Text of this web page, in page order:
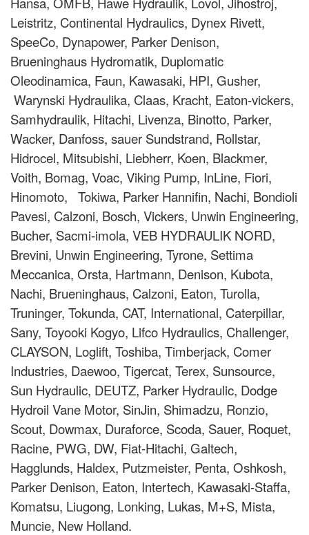
Leistritz, Continental Hydraulics, Dynex Rivett,
SpeeCo, Dynapower, Parker Denison,
Brueninghaus Hydromatik, Duplomatic
Oleodinamica, Faun, Kawasaki, HPI, Gusher,
Warynski Hydraulika, Claas, Kracht, Eaton-vickers,
Samhydraulik, Hitachi, Livenza, Binotto, Parker,
Wacker, Danfoss, sauer Sundstrand, Rollstar,
Hidrocel, Mitsubishi, Liebherr, Koen, Blackmer,
Voith, Bomag, Voac, Viking Pump, InLine, Fiori,
Hinomoto, Tokiwa, Parker Hannifin, Nachi, Bondioli
Pavesi, Calzoni, Bosch, Vickers, Unwin Engineering,
Bucher, Sacmi-imola, VEB HYDRAULIK NORD,
Brevini, Unwin Engineering, Tyrone, Settima
Meccanica, Orsta, Hartmann, Denison, Kubota,
Nachi, Brueninghaus, Calzoni, Eaton, Turolla,
Truninger, Tokunda, CAT, International, Caterpillar,
Sany, Toyooki Kogyo, Lifco Hydraulics, Challenger,
CLAYSON, Loglift, Toshiba, Timberjack, Comer
Industries, Daewoo, Tigercat, Terex, Sunsource,
Sun Hydraulic, DEUTZ, Parker Hydraulic, Dodge
Hydroil Vane Motor, SinJin, Shimadzu, Ronzio,
Scout, Dowmax, Duraforce, Scoda, Sauer, Roquet,
Racine, PWG, DW, Fiat-Hitachi, Galtech,
Hagglunds, Haldex, Putzmeister, Penta, Oshkosh,
Parker Denison, Eaton, Intertech, Kawasaki-Staffa,
Komatsu, Liugong, Lonking, Lukas, M+S, Mista,
Muncie, New Holland.